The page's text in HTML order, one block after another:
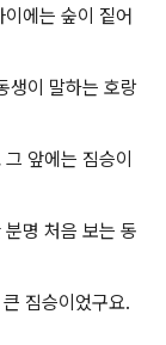
에는 숲이 짙어
생이 말하는 호랑
앞에는 짐승이
명 처음 보는 동
짐승이었구요.